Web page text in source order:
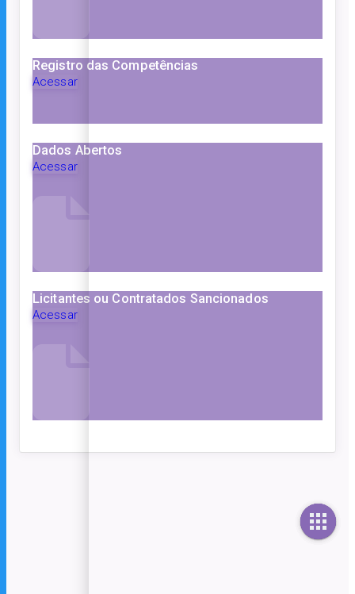
Registro das Competências
Acessar
Dados Abertos
Acessar
Licitantes ou Contratados Sancionados
Acessar